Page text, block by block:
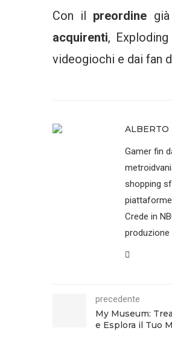
Con il preordine
acquirenti,
videogiochi e dai fan
ALBERTO
Gamer fin
shopping
Crede in
produzione
precedente
My Museum:
e Esplora il Tuo